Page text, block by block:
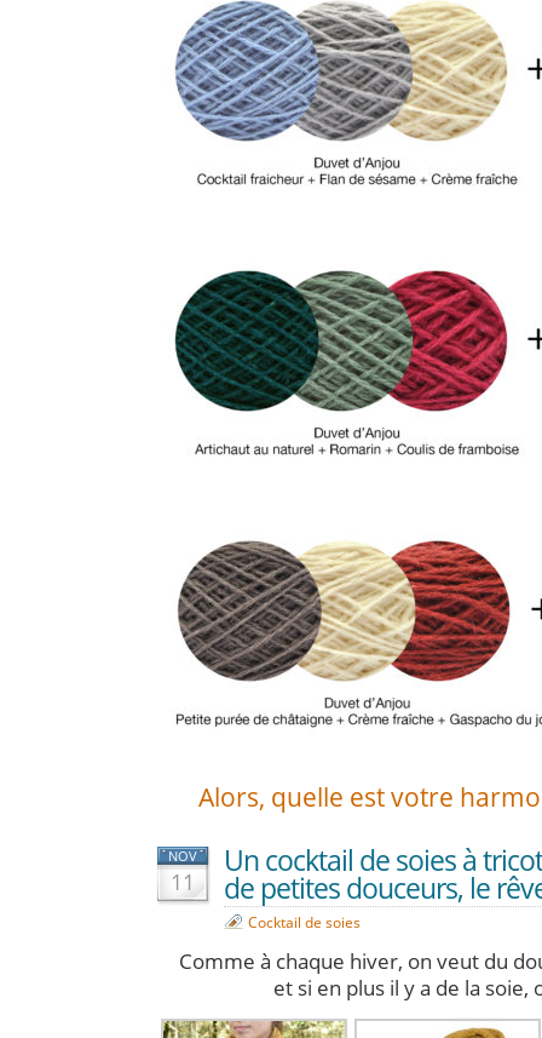
Alors, quelle est votre
NOV
11
Un cocktail de soies à
de petites douceurs, le
Cocktail de soies
Comme à chaque hiver, on veut du
et si en plus il y a de la soie,